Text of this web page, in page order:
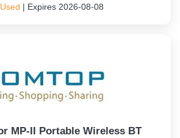
| Expires 2026-08-08
MP-II Portable Wireless BT